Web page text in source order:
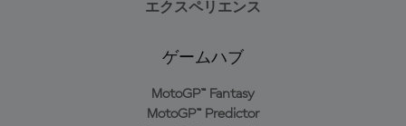
エクスペリエンス
ゲームハブ
MotoGP™ Fantasy
MotoGP™ Predictor